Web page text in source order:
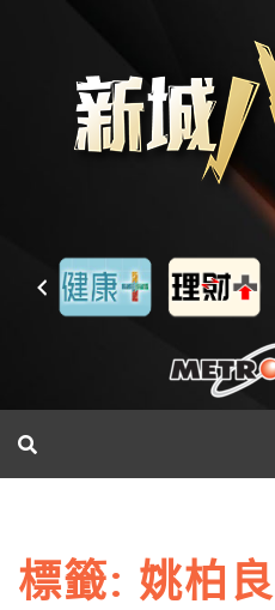
標籤: 姚柏良